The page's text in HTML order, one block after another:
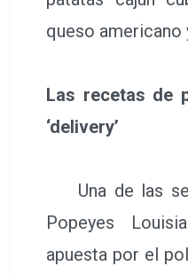
queso americano
Las recetas de
‘delivery’
Una de las
Popeyes
apuesta por el